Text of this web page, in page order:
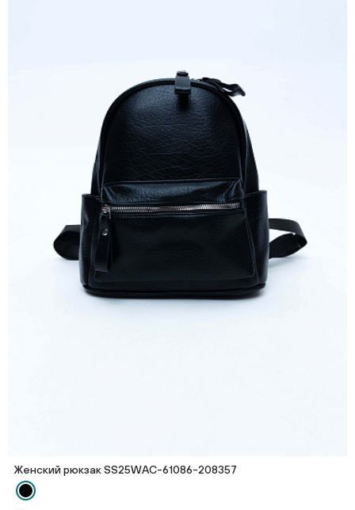
Женский рюкзак SS25WAС-61086-208357